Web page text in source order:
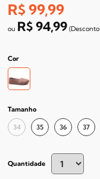
R$ 99,99
R$ 94,99 (Desconto
Cor
Tamanho
34 35 36 37
Quantidade